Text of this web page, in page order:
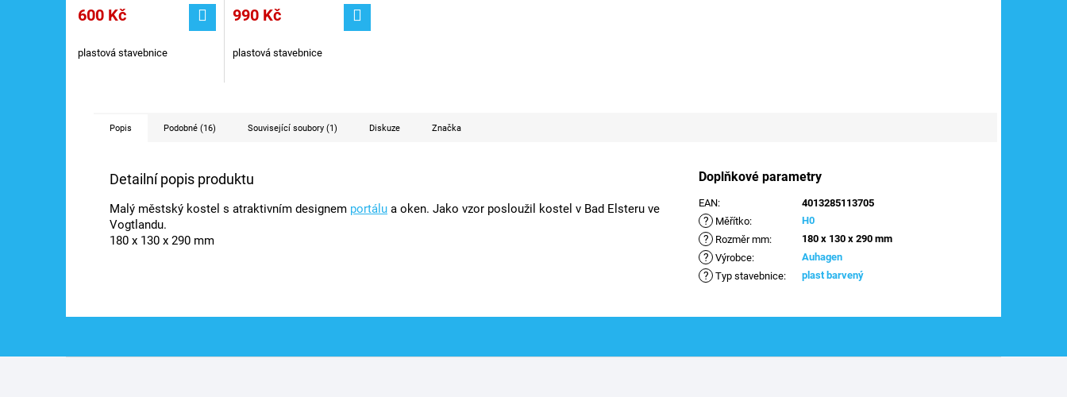
600 Kč
plastová stavebnice
990 Kč
plastová stavebnice
Popis Podobné (16) Související soubory (1) Diskuze Značka
Detailní popis produktu
Malý městský kostel s atraktivním designem portálu a oken. Jako vzor posloužil kostel v Bad Elsteru ve
Vogtlandu.
180 x 130 x 290 mm
Doplňkové parametry
EAN: 4013285113705
? Měřítko: H0
? Rozměr mm: 180 x 130 x 290 mm
? Výrobce: Auhagen
? Typ stavebnice: plast barvený